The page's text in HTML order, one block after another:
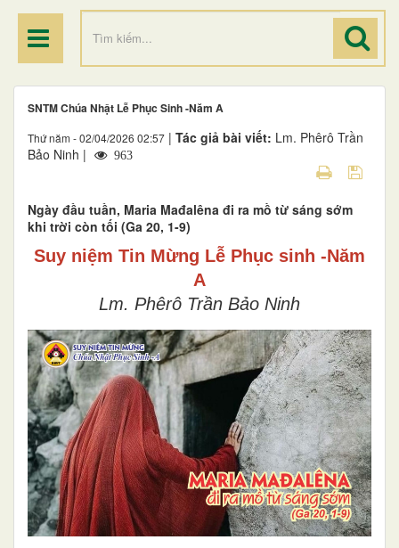
SNTM Chúa Nhật Lễ Phục Sinh -Năm A
Thứ năm - 02/04/2026 02:57 | Tác giả bài viết: Lm. Phêrô Trần
Bảo Ninh |
963
Ngày đầu tuần, Maria Mađalêna đi ra mồ từ sáng sớm
khi trời còn tối (Ga 20, 1-9)
Suy niệm Tin Mừng Lễ Phục sinh -Năm
A
Lm. Phêrô Trần Bảo Ninh